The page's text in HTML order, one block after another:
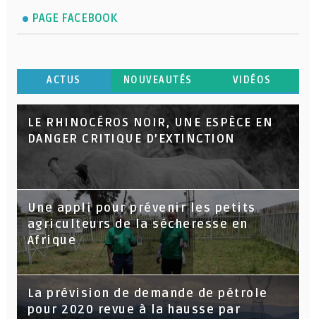
PAGE FACEBOOK
ACTUS NOUVEAUTÉS VIDÉOS
LE RHINOCÉROS NOIR, UNE ESPÈCE EN
DANGER CRITIQUE D’EXTINCTION
Une appli pour prévenir les petits
agriculteurs de la sécheresse en
Afrique
La prévision de demande de pétrole
pour 2020 revue à la hausse par